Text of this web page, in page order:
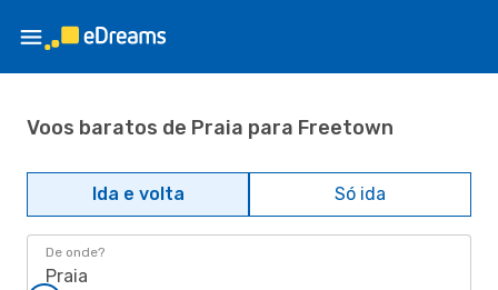
Voos baratos de Praia para Freetown
Ida e volta Só ida
De onde?
Praia